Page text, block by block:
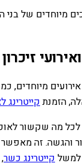
של בני
זיכרון
מיוחדים,
הזמנתקייטרינג
לכל מה שקשור
והגשה. זה
למשל קייטרינג כשר